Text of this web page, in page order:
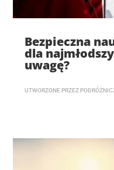
Bezpieczna
dla
uwagę?
UTWORZONE PRZEZ